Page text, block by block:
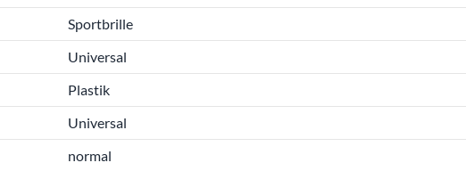
Sportbrille
Universal
Plastik
Universal
normal